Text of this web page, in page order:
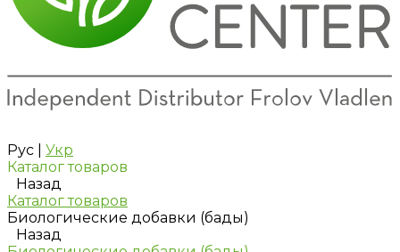
Рус
Укр
Каталог товаров
Назад
Каталог товаров
Биологические добавки (бады)
Назад